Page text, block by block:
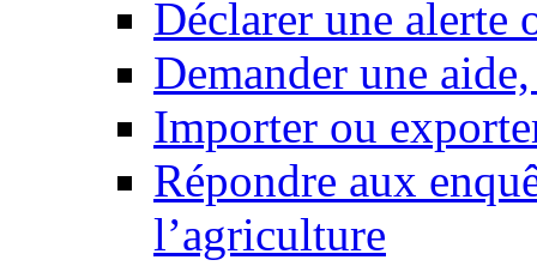
Déclarer une alerte
Demander une
Importer ou
Répondre aux
l’agriculture